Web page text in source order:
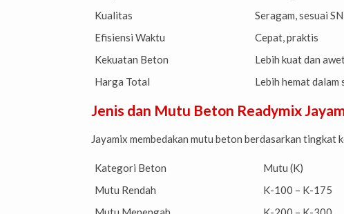
Kualitas
Seragam, sesuai
Efisiensi Waktu
Cepat, praktis
Kekuatan Beton
Lebih kuat dan
Harga Total
Lebih hemat dalam
Jenis dan Mutu Beton Readymix
Jayamix membedakan mutu beton berdasarkan tingkat
Kategori Beton Mutu (K)
Mutu Rendah
K-100 – K-175